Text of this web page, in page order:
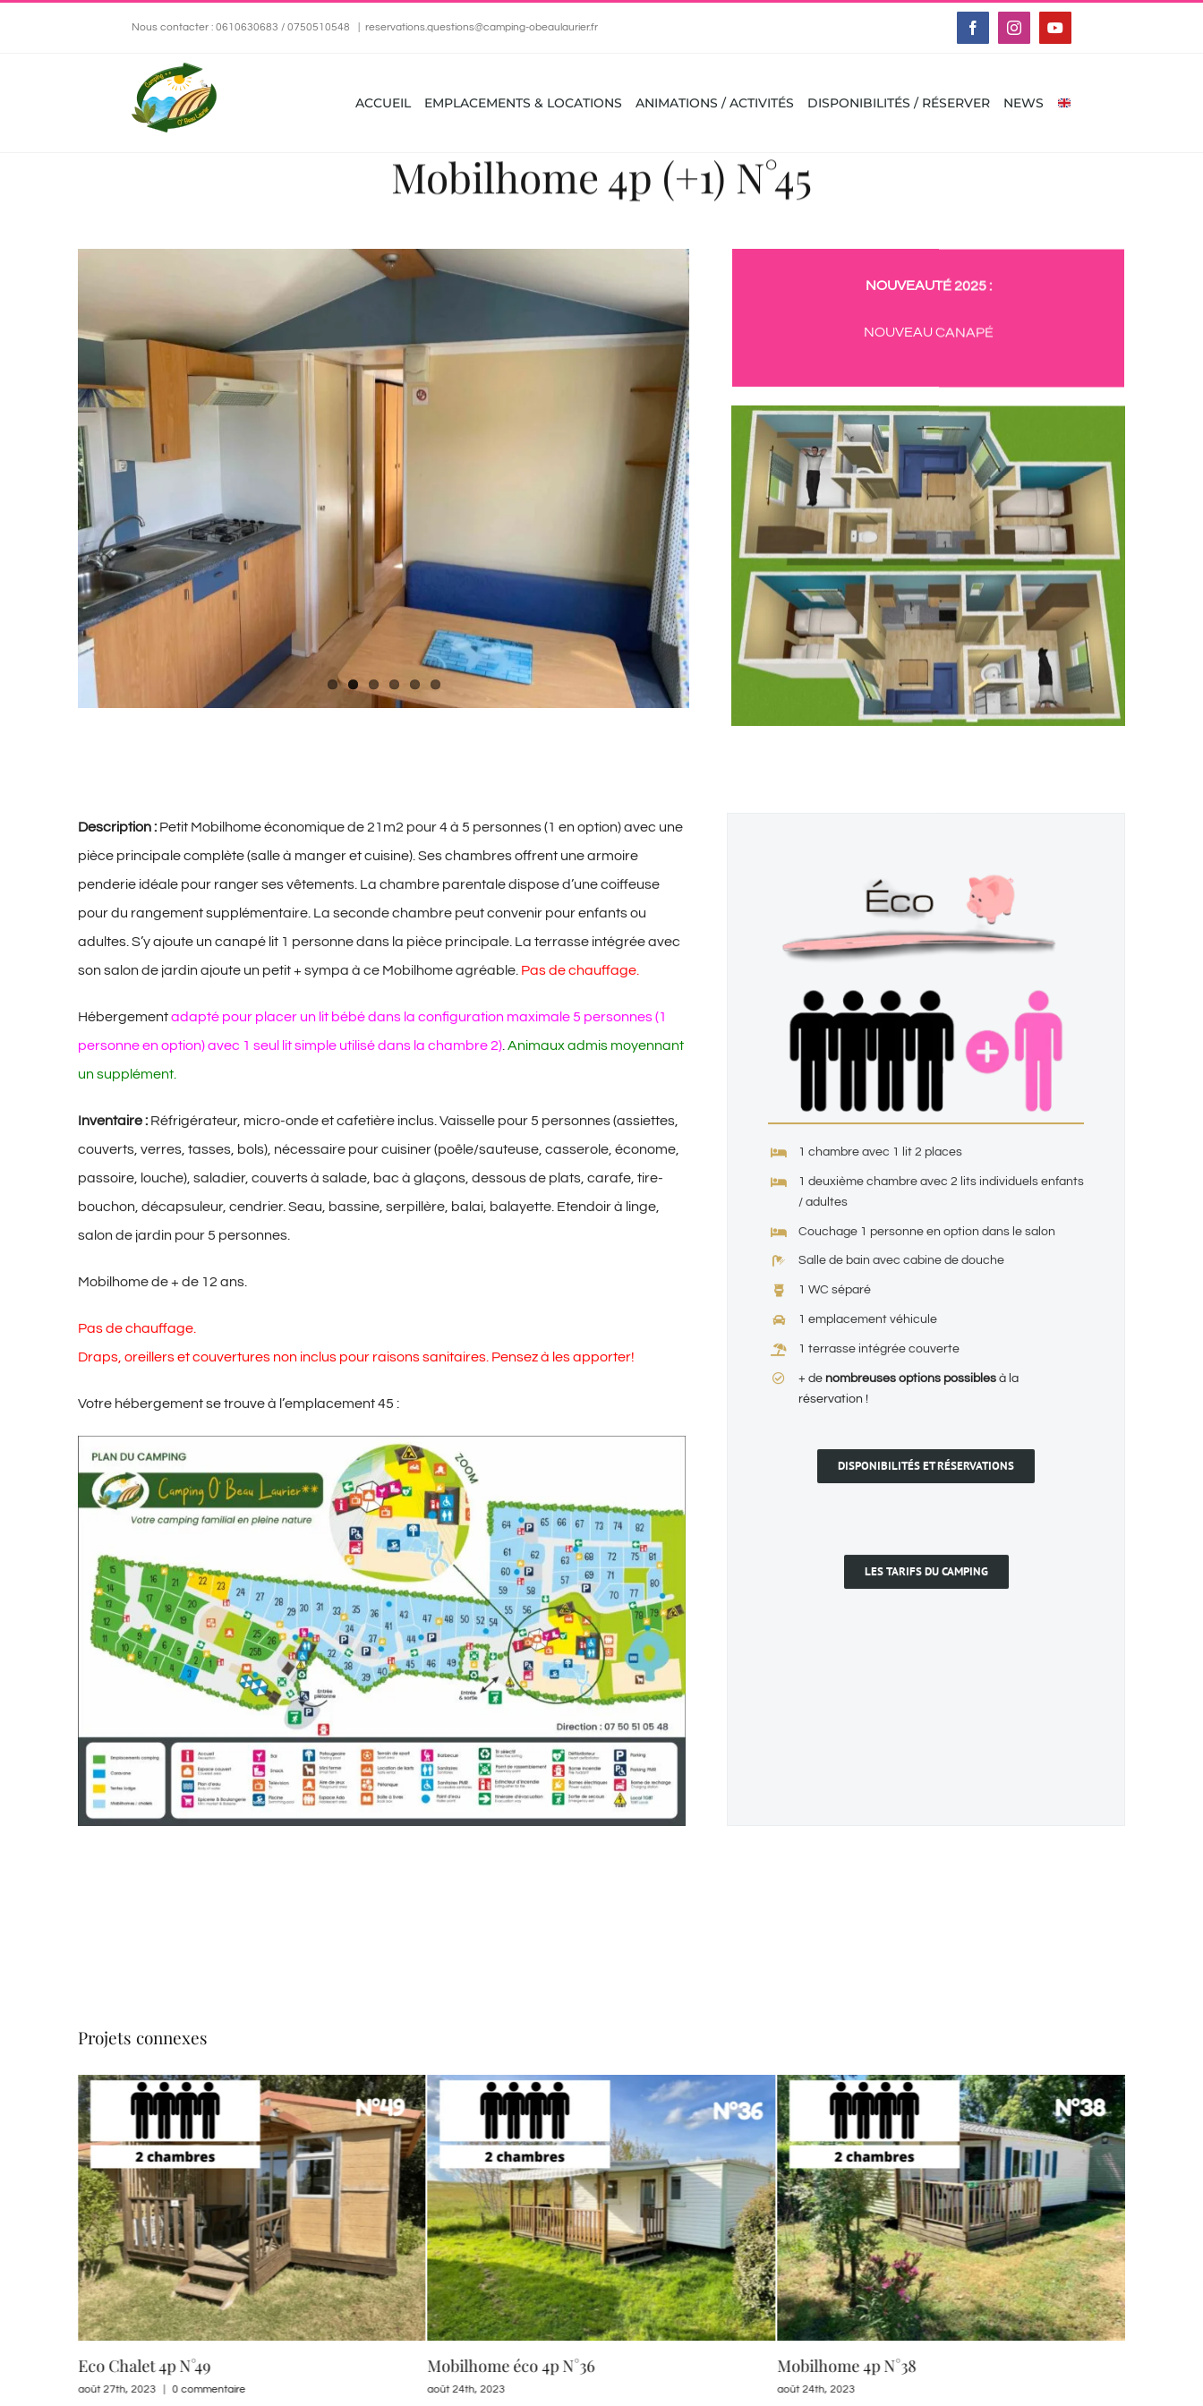
Nous contacter : 0610630683 / 0750510548 reservations.questions@camping-obeaulaurier.fr FacebookInstagramYouTube
ACCUEIL EMPLACEMENTS & LOCATIONS ANIMATIONS / ACTIVITÉS DISPONIBILITÉS / RÉSERVER NEWS
Mobilhome 4p (+1) N°45
NOUVEAUTÉ 2025 :
NOUVEAU CANAPÉ
Description : Petit Mobilhome économique de 21m2 pour 4 à 5 personnes (1 en option) avec une
pièce principale complète (salle à manger et cuisine). Ses chambres offrent une armoire
penderie idéale pour ranger ses vêtements. La chambre parentale dispose d’une coiffeuse
pour du rangement supplémentaire. La seconde chambre peut convenir pour enfants ou
adultes. S’y ajoute un canapé lit 1 personne dans la pièce principale. La terrasse intégrée avec
son salon de jardin ajoute un petit + sympa à ce Mobilhome agréable. Pas de chauffage.
Hébergementadapté pour placer un lit bébé dans la configuration maximale 5 personnes (1
personne en option) avec 1 seul lit simple utilisé dans la chambre 2). Animaux admis moyennant
un supplément.
Inventaire : Réfrigérateur, micro-onde et cafetière inclus. Vaisselle pour 5 personnes (assiettes,
couverts, verres, tasses, bols), nécessaire pour cuisiner (poêle/sauteuse, casserole, économe,
passoire, louche), saladier, couverts à salade, bac à glaçons, dessous de plats, carafe, tire-
bouchon, décapsuleur, cendrier. Seau, bassine, serpillère, balai, balayette. Etendoir à linge,
salon de jardin pour 5 personnes.
Mobilhome de + de 12 ans.
Pas de chauffage.
Draps, oreillers et couvertures non inclus pour raisons sanitaires. Pensez à les apporter!
Votre hébergement se trouve à l’emplacement 45 :
1 chambre avec 1 lit 2 places
1 deuxième chambre avec 2 lits individuels enfants
/ adultes
Couchage 1 personne en option dans le salon
Salle de bain avec cabine de douche
1 WC séparé
1 emplacement véhicule
1 terrasse intégrée couverte
+ de nombreuses options possiblesà la
réservation !
DISPONIBILITÉS ET RÉSERVATIONS
LES TARIFS DU CAMPING
Projets connexes
Eco Chalet 4p N°49
août 27th, 2023 0 commentaire
Mobilhome éco 4p N°36
août 24th, 2023
Mobilhome 4p N°38
août 24th, 2023